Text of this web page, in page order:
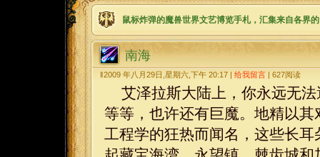
鼠标炸弹的魔兽世界文艺博览手札，汇集来自各界
南海
‖2009 年八月29日,星期六,下午 20:17 | 给我留言 627阅读
艾泽拉斯大陆上，你永远无
等等，也许还有巨魔。地精以
工程学的狂热而闻名，这些长